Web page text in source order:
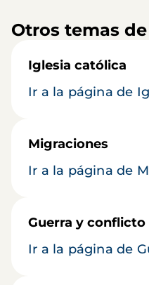
Otros temas
Iglesia católica
Ir a la página de
Migraciones
Ir a la página de
Guerra y conflicto
Ir a la página de